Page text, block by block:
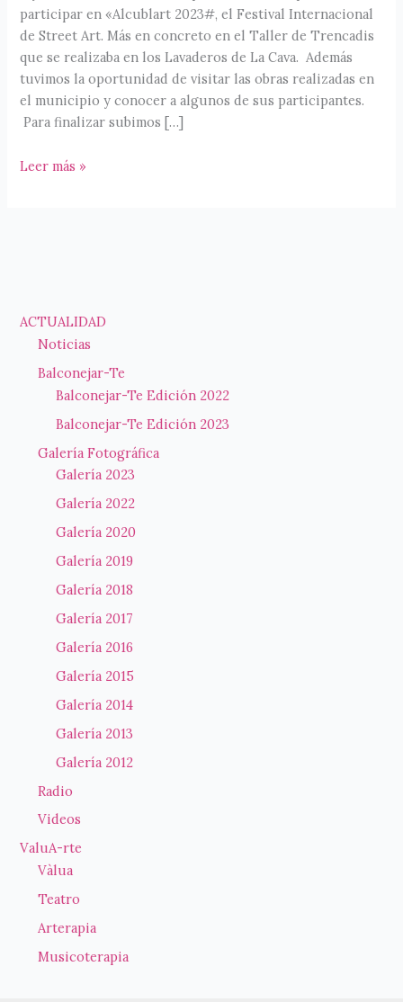
participar en «Alcublart 2023#, el Festival Internacional
de Street Art. Más en concreto en el Taller de Trencadis
que se realizaba en los Lavaderos de La Cava. Además
tuvimos la oportunidad de visitar las obras realizadas en
el municipio y conocer a algunos de sus participantes.
Para finalizar subimos […]
Pentagrama
de
Street
Leer más »
ACTUALIDAD
Noticias
Balconejar-Te
Balconejar-Te Edición 2022
Balconejar-Te Edición 2023
Galería Fotográfica
Galería 2023
Galería 2022
Galería 2020
Galería 2019
Galería 2018
Galería 2017
Galería 2016
Galería 2015
Galería 2014
Galería 2013
Galería 2012
Radio
Videos
ValuA-rte
Vàlua
Teatro
Arterapia
Musicoterapia